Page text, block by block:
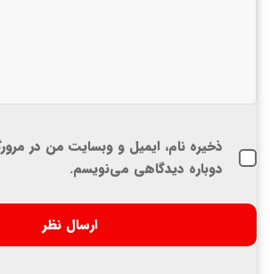
ذخیره نام، ایمیل و وبسایت من در
دوباره دیدگاهی می‌نویسم.